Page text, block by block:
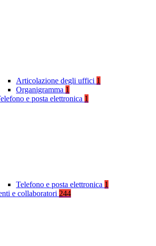
Articolazione degli uffici 1
Organigramma 1
e posta elettronica 1
Telefono e posta elettronica 1
e collaboratori 244